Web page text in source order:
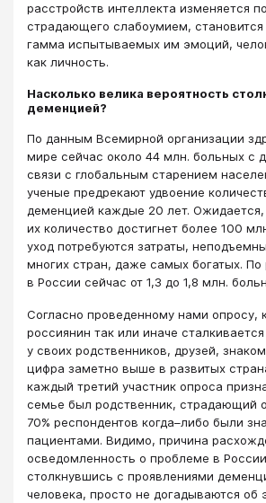
расстройств интеллекта изменяется
страдающего слабоумием, становится
гамма испытываемых им эмоций,
как личность.
Насколько велика вероятность
деменцией?
По данным Всемирной организации
мире сейчас около 44 млн. больных с
связи с глобальным старением
ученые предрекают удвоение
деменцией каждые 20 лет.
их количество достигнет более 100
уход потребуются затраты,
многих стран, даже самых богатых.
в России сейчас от 1,3 до 1,8 млн.
Согласно проведенному нами опросу,
россиянин так или иначе
у своих родственников, друзей,
цифра заметно выше в развитых
каждый третий участник опроса
семье был родственник, страдающий
70% респондентов когда–либо были
пациентами. Видимо, причина
осведомленность о проблеме в
столкнувшись с проявлениями
человека, просто не догадываются об